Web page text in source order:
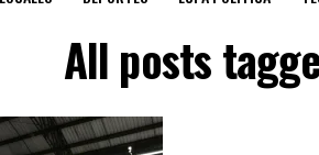
All posts